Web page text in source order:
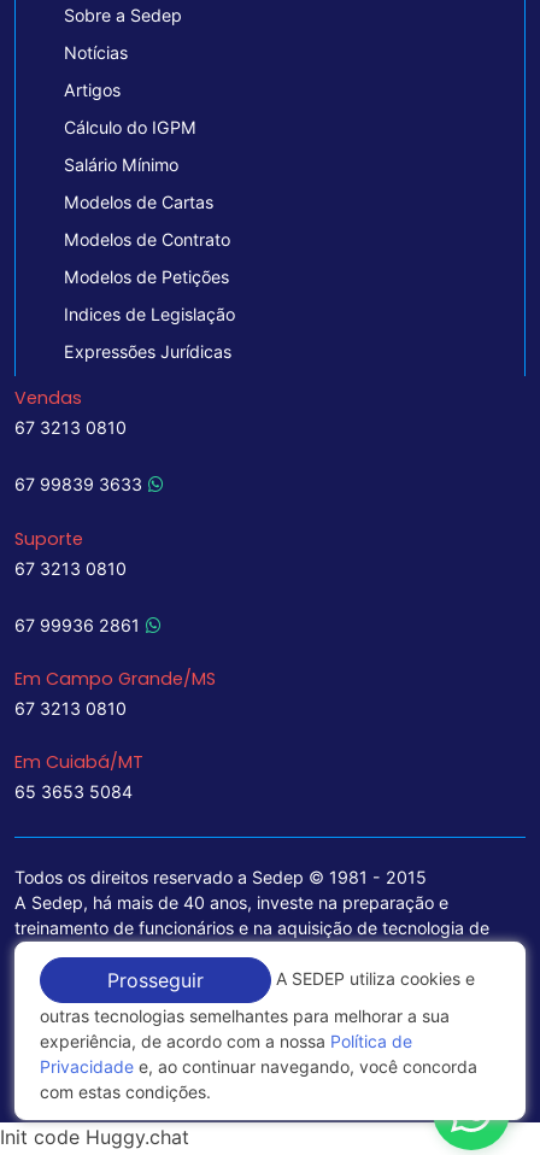
Sobre a Sedep
Notícias
Artigos
Cálculo do IGPM
Salário Mínimo
Modelos de Cartas
Modelos de Contrato
Modelos de Petições
Indices de Legislação
Expressões Jurídicas
Vendas
67 3213 0810
67 99839 3633
Suporte
67 3213 0810
67 99936 2861
Em Campo Grande/MS
67 3213 0810
Em Cuiabá/MT
65 3653 5084
Todos os direitos reservado a Sedep © 1981 - 2015
A Sedep, há mais de 40 anos, investe na preparação e
treinamento de funcionários e na aquisição de tecnologia de
ponta para a ampliação de seu portfólio de serviços voltados
para a área jurídica, que contemplam informações seguras e
excelentes soluções empresariais.
Política de Privacidade
Prosseguir
A SEDEP utiliza cookies e
outras tecnologias semelhantes para melhorar a sua
experiência, de acordo com a nossa Política de
Privacidade e, ao continuar navegando, você concorda
com estas condições.
Init code Huggy.chat